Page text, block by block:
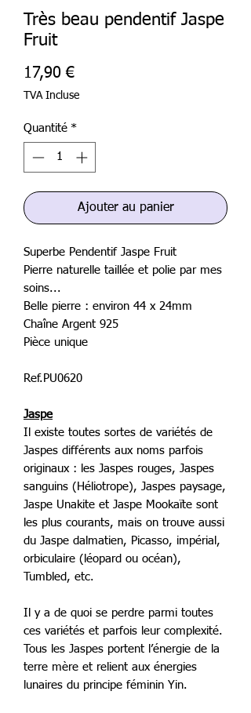
Très beau pendentif Jaspe
Fruit
17,90 €Prix
TVA Incluse
Quantité *
Ajouter au panier
Superbe Pendentif Jaspe Fruit
Pierre naturelle taillée et polie par mes
soins...
Belle pierre : environ 44 x 24mm
Chaîne Argent 925
Pièce unique
Ref.PU0620
Jaspe
Il existe toutes sortes de variétés de
Jaspes différents aux noms parfois
originaux : les Jaspes rouges, Jaspes
sanguins (Héliotrope), Jaspes paysage,
Jaspe Unakite et Jaspe Mookaïte sont
les plus courants, mais on trouve aussi
du Jaspe dalmatien, Picasso, impérial,
orbiculaire (léopard ou océan),
Tumbled, etc.
Il y a de quoi se perdre parmi toutes
ces variétés et parfois leur complexité.
Tous les Jaspes portent l’énergie de la
terre mère et relient aux énergies
lunaires du principe féminin Yin.